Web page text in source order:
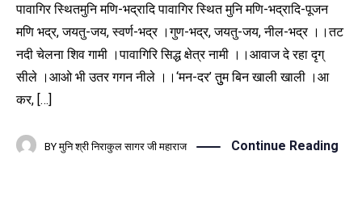
पावागिर स्थितमुनि मणि-भद्रादि पावागिर स्थित मुनि मणि-भद्रादि-पूजन
मणि भद्र, जयतु-जय, स्वर्ण-भद्र ।गुण-भद्र, जयतु-जय, नील-भद्र ।।तट
नदी चेलना शिव गामी ।पावागिरि सिद्ध क्षेत्र नामी ।।आवाज दे रहा दृग्
सीले ।आओ भी उतर गगन नीले ।।‘मन-दर’ तुुम बिन खाली खाली ।आ
कर, […]
BY मुनि श्री निराकुल सागर जी महाराज Continue Reading